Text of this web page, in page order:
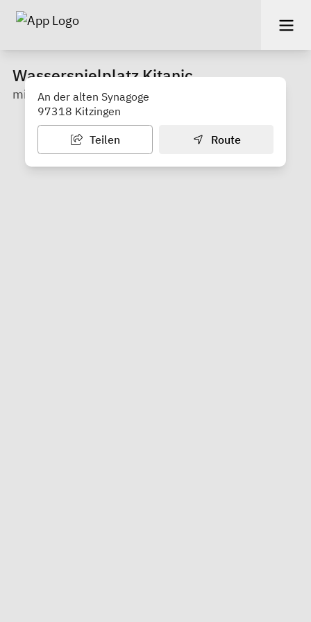
Wasserspielplatz Kitanic
mit öffentlichem WC in der Parkgarage am Main
An der alten Synagoge
97318 Kitzingen
Teilen Route